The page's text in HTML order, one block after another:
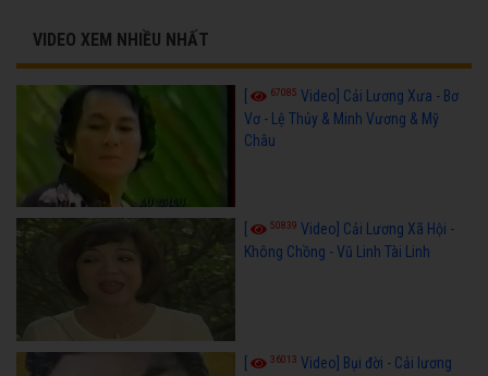
VIDEO XEM NHIỀU NHẤT
[ 67085 Video] Cải Lương Xưa - Bơ
Vơ - Lệ Thủy & Minh Vương & Mỹ
Châu
50839 Video] Cải Lương Xã Hội -
Không Chồng - Vũ Linh Tài Linh
36013 Video] Bụi đời - Cải lương